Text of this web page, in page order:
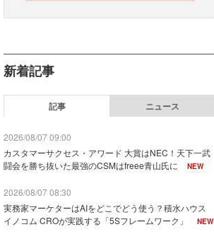
新着記事
記事 ニュース
2026/08/07 09:00
カスタマーサクセス・アワード 大賞はNEC！天下一武
闘会を勝ち抜いた最強のCSMはfreee青山氏に
NEW
2026/08/07 08:30
実務家マーケターはAIをどこでどう使う？積水ハウス
イノコム CROが実践する「5Sフレームワーク」
NEW